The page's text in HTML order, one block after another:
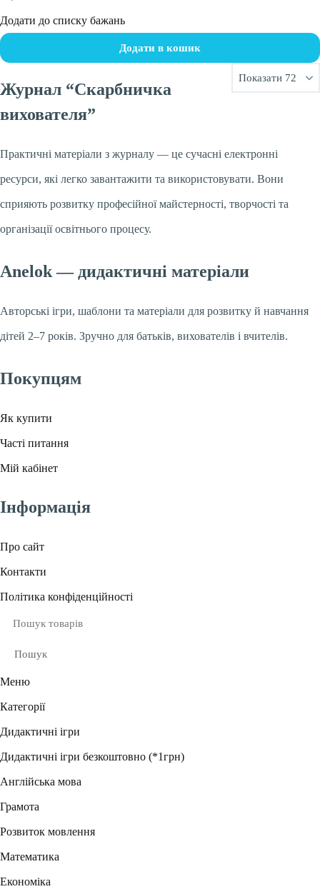
Додати до списку бажань
Додати в кошик
Журнал “Скарбничка
вихователя”
Практичні матеріали з журналу — це сучасні електронні
ресурси, які легко завантажити та використовувати. Вони
сприяють розвитку професійної майстерності, творчості та
організації освітнього процесу.
Anelok — дидактичні матеріали
Авторські ігри, шаблони та матеріали для розвитку й навчання
дітей 2–7 років. Зручно для батьків, вихователів і вчителів.
Покупцям
Як купити
Часті питання
Мій кабінет
Інформація
Про сайт
Контакти
Політика конфіденційності
Пошук
Меню
Категорії
Дидактичні ігри
Дидактичні ігри безкоштовно (*1грн)
Англійська мова
Грамота
Розвиток мовлення
Математика
Економіка